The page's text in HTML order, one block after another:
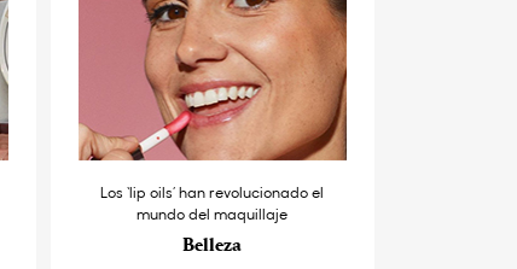
Los ‘lip oils’ han revolucionado el
mundo del maquillaje
Belleza